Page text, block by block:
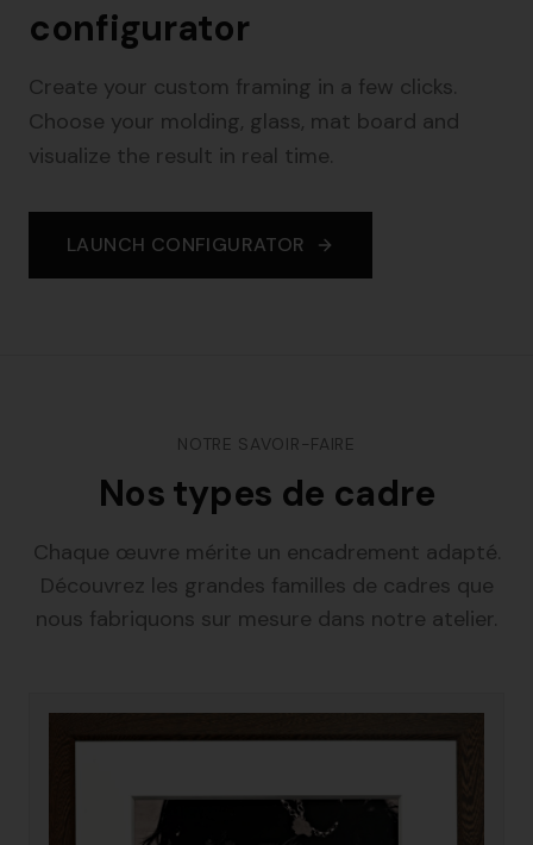
configurator
Create your custom framing in a few clicks.
Choose your molding, glass, mat board and
visualize the result in real time.
LAUNCH CONFIGURATOR
NOTRE SAVOIR-FAIRE
Nos types de cadre
Chaque œuvre mérite un encadrement adapté.
Découvrez les grandes familles de cadres que
nous fabriquons sur mesure dans notre atelier.